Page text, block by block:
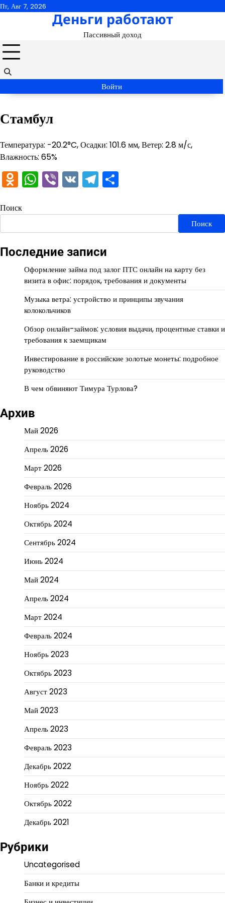
Перейти
Пт, Авг 7, 2026
Деньги работают
Пассивный доход
Войти
Стамбул
Температура: -20.2°C, Осадки: 101.6 мм, Ветер: 2.8 м/с,
Влажность: 65%
Odnoklassniki
WhatsApp
Viber
VKTelegram
Поиск
Поиск
Последние записи
Оформление займа под залог ПТС онлайн на карту без
визита в офис: порядок, требования и документы
Музыка ветра: устройство и принципы звучания
колокольчиков
Обзор онлайн-займов: условия выдачи, процентные ставки и
требования к заемщикам
Инвестирование в российские золотые монеты: подробное
руководство
В чем обвиняют Тимура Турлова?
Архив
Май 2026
Апрель 2026
Март 2026
Февраль 2026
Ноябрь 2024
Октябрь 2024
Сентябрь 2024
Июнь 2024
Май 2024
Апрель 2024
Март 2024
Февраль 2024
Ноябрь 2023
Октябрь 2023
Август 2023
Май 2023
Апрель 2023
Февраль 2023
Декабрь 2022
Ноябрь 2022
Октябрь 2022
Декабрь 2021
Рубрики
Uncategorised
Банки и кредиты